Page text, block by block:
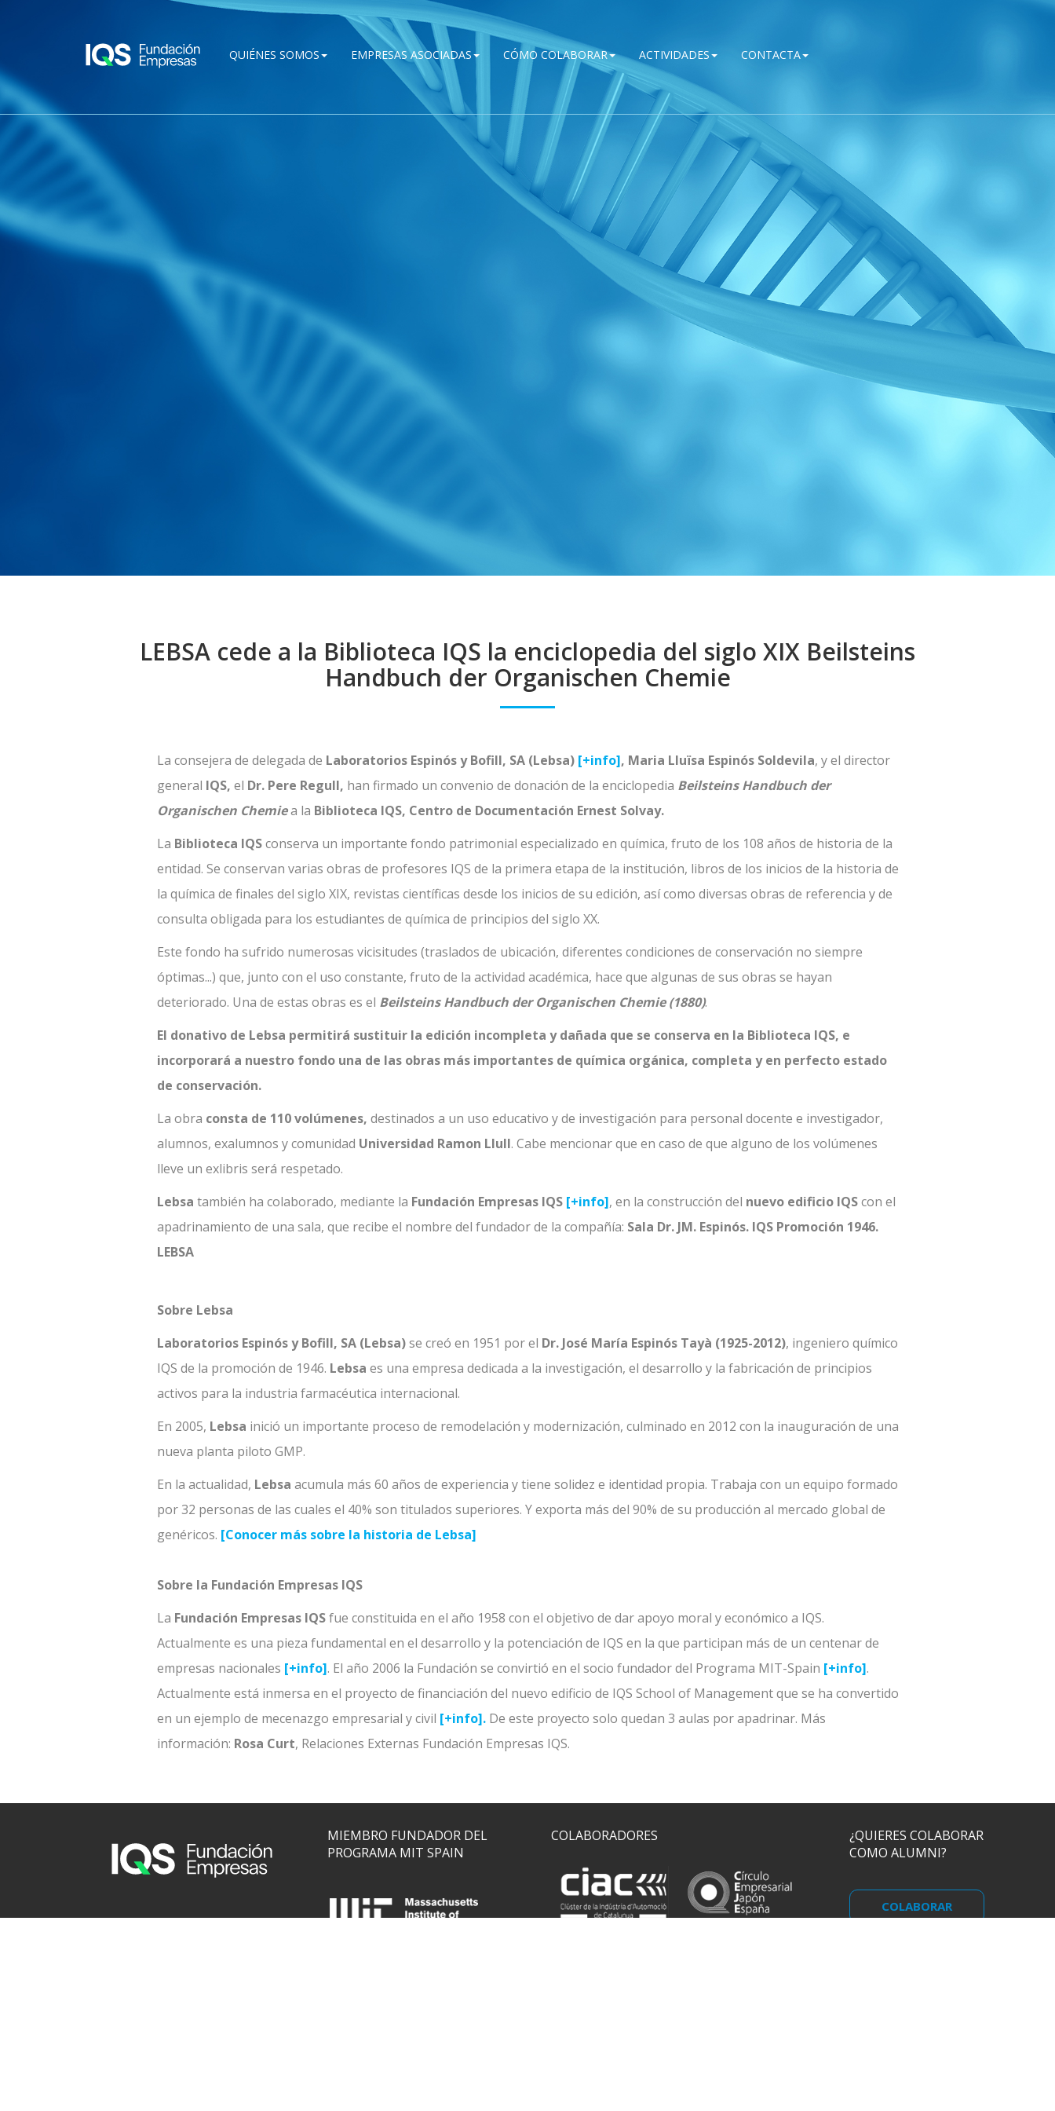
QUIÉNES SOMOS EMPRESAS ASOCIADAS CÓMO COLABORAR ACTIVIDADES CONTACTA
LEBSA cede a la Biblioteca IQS la enciclopedia del siglo XIX Beilsteins
Handbuch der Organischen Chemie
La consejera de delegada de Laboratorios Espinós y Bofill, SA (Lebsa) [+info], Maria Lluïsa Espinós Soldevila, y el director
general IQS, el Dr. Pere Regull, han firmado un convenio de donación de la enciclopedia Beilsteins Handbuch der
Organischen Chemiea la Biblioteca IQS, Centro de Documentación Ernest Solvay.
La Biblioteca IQSconserva un importante fondo patrimonial especializado en química, fruto de los 108 años de historia de la
entidad. Se conservan varias obras de profesores IQS de la primera etapa de la institución, libros de los inicios de la historia de
la química de finales del siglo XIX, revistas científicas desde los inicios de su edición, así como diversas obras de referencia y de
consulta obligada para los estudiantes de química de principios del siglo XX.
Este fondo ha sufrido numerosas vicisitudes (traslados de ubicación, diferentes condiciones de conservación no siempre
óptimas...) que, junto con el uso constante, fruto de la actividad académica, hace que algunas de sus obras se hayan
deteriorado. Una de estas obras es el Beilsteins Handbuch der Organischen Chemie (1880).
El donativo de Lebsa permitirá sustituir la edición incompleta y dañada que se conserva en la Biblioteca IQS, e
incorporará a nuestro fondo una de las obras más importantes de química orgánica, completa y en perfecto estado
de conservación.
La obra consta de 110 volúmenes, destinados a un uso educativo y de investigación para personal docente e investigador,
alumnos, exalumnos y comunidad Universidad Ramon Llull. Cabe mencionar que en caso de que alguno de los volúmenes
lleve un exlibris será respetado.
Lebsa también ha colaborado, mediante la Fundación Empresas IQS [+info], en la construcción del nuevo edificio IQScon el
apadrinamiento de una sala, que recibe el nombre del fundador de la compañía: Sala Dr. JM. Espinós. IQS Promoción 1946.
LEBSA
Sobre Lebsa
Laboratorios Espinós y Bofill, SA (Lebsa)se creó en 1951 por el Dr. José María Espinós Tayà (1925-2012), ingeniero químico
IQS de la promoción de 1946. Lebsa es una empresa dedicada a la investigación, el desarrollo y la fabricación de principios
activos para la industria farmacéutica internacional.
En 2005, Lebsa inició un importante proceso de remodelación y modernización, culminado en 2012 con la inauguración de una
nueva planta piloto GMP.
En la actualidad, Lebsa acumula más 60 años de experiencia y tiene solidez e identidad propia. Trabaja con un equipo formado
por 32 personas de las cuales el 40% son titulados superiores. Y exporta más del 90% de su producción al mercado global de
genéricos. [Conocer más sobre la historia de Lebsa]
Sobre la Fundación Empresas IQS
La Fundación Empresas IQSfue constituida en el año 1958 con el objetivo de dar apoyo moral y económico a IQS.
Actualmente es una pieza fundamental en el desarrollo y la potenciación de IQS en la que participan más de un centenar de
empresas nacionales [+info]. El año 2006 la Fundación se convirtió en el socio fundador del Programa MIT-Spain [+info].
Actualmente está inmersa en el proyecto de financiación del nuevo edificio de IQS School of Management que se ha convertido
en un ejemplo de mecenazgo empresarial y civil [+info]. De este proyecto solo quedan 3 aulas por apadrinar. Más
información: Rosa Curt, Relaciones Externas Fundación Empresas IQS.
MIEMBRO FUNDADOR DEL
PROGRAMA MIT SPAIN
COLABORADORES
¿QUIERES COLABORAR
COMO ALUMNI?
COLABORAR